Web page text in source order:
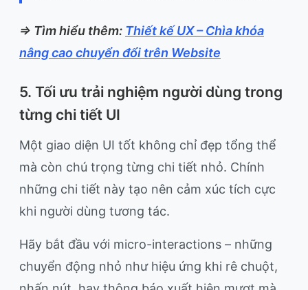
=> Tìm hiểu thêm: Thiết kế UX – Chìa khóa
nâng cao chuyển đổi trên Website
5. Tối ưu trải nghiệm người dùng trong
từng chi tiết UI
Một giao diện UI tốt không chỉ đẹp tổng thể
mà còn chú trọng từng chi tiết nhỏ. Chính
những chi tiết này tạo nên cảm xúc tích cực
khi người dùng tương tác.
Hãy bắt đầu với micro-interactions – những
chuyển động nhỏ như hiệu ứng khi rê chuột,